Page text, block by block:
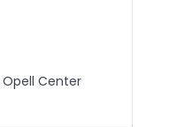
Opell Center